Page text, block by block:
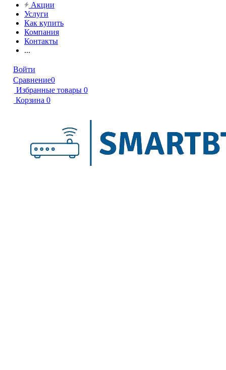
Акции
Услуги
Как купить
Компания
Контакты
...
Войти
Сравнение0
Избранные товары 0
Корзина 0